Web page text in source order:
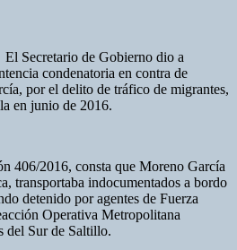
Secretario de Gobierno dio a
condenatoria en contra de
por el delito de tráfico de migrantes,
en junio de 2016.
406/2016, consta que Moreno García
transportaba indocumentados a bordo
detenido por agentes de Fuerza
Operativa Metropolitana
del Sur de Saltillo.